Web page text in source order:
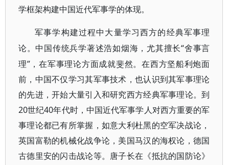
学框架构建中国近代军事学的体现。
军事学构建过程中大量学习西方的经典军事理
论。中国传统兵学著述浩如烟海，尤其擅长“舍事言
理”，在军事理论方面成就斐然。在西方坚船利炮面
前，中国不仅学习其军事技术，也认识到其军事理论
的先进，开始大量引入和研究西方经典军事理论。到
20世纪40年代时，中国近代军事学人对西方重要的军
事理论都已有所掌握，如意大利杜黑的空军决战论，
英国富勒的机械化战争论，美国马汉的海权论，德国
古德里安的闪击战论等。唐子长在《抵抗的国防论》